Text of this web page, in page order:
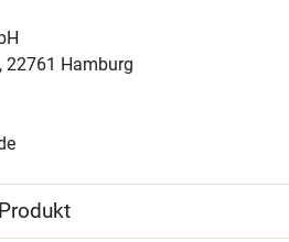
22761 Hamburg